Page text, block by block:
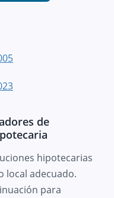
de
hipotecarias
local adecuado.
para